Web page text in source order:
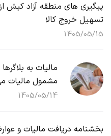
پیگیری های منطقه آزاد کیش
تسهیل خروج کالا
1405/05/15
مالیات به
مشمول مالیات
1405/05/14
بخشنامه دریافت مالیات و